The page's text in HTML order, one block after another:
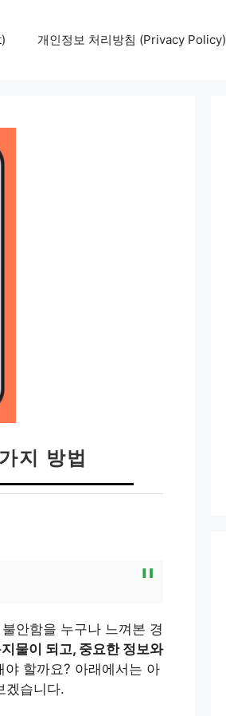
개인정보 처리방침 (Privacy Policy)
지 방법
안함을 누구나 느껴본 경
물이 되고, 중요한 정보와
야 할까요? 아래에서는 아
겠습니다.